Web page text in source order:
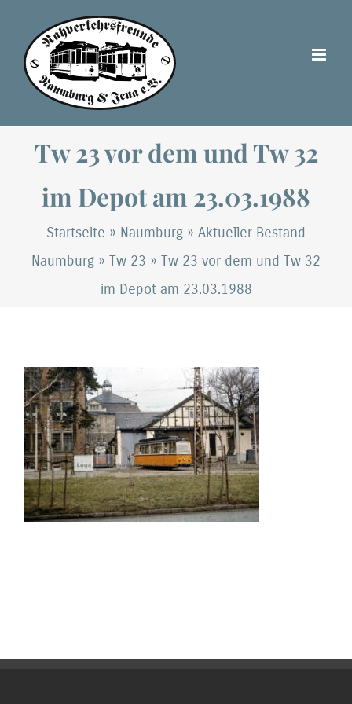
Inhalt
springen
Tw 23 vor dem und Tw 32
im Depot am 23.03.1988
Startseite » Naumburg » Aktueller Bestand
Naumburg » Tw 23 » Tw 23 vor dem und Tw 32
im Depot am 23.03.1988